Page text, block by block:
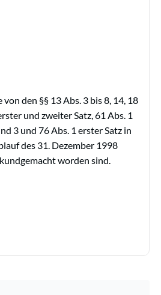
den §§ 13 Abs. 3 bis 8, 14, 18
und zweiter Satz, 61 Abs. 1
3 und 76 Abs. 1 erster Satz in
des 31. Dezember 1998
worden sind.